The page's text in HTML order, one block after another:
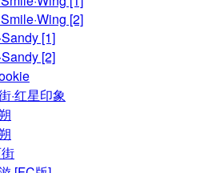
[2]
[1]
[2]
·红星印象